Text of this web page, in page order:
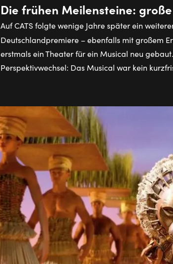
Die frühen Meilensteine:
Auf CATS folgte wenige Jahre später ein
Deutschlandpremiere – ebenfalls mit großem
erstmals ein Theater für ein Musical neu
Perspektivwechsel: Das Musical war kein